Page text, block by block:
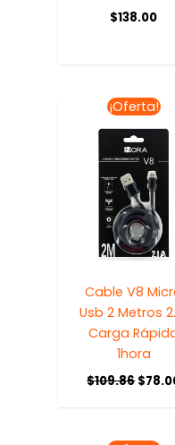
$138.00
¡Oferta!
Cable V8
Usb 2 Metros
Carga
1hora
$109.86
El
precio
era:
$